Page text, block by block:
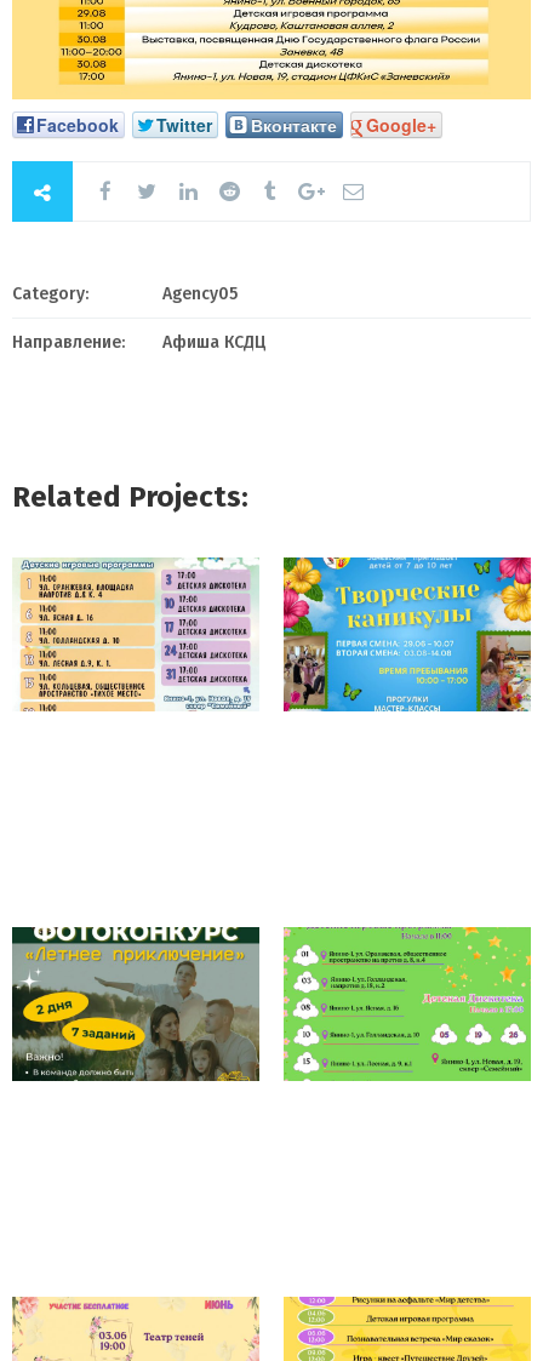
Facebook Twitter Вконтакте Google+
Category: Agency05
Направление: Афиша КСДЦ
Related Projects: